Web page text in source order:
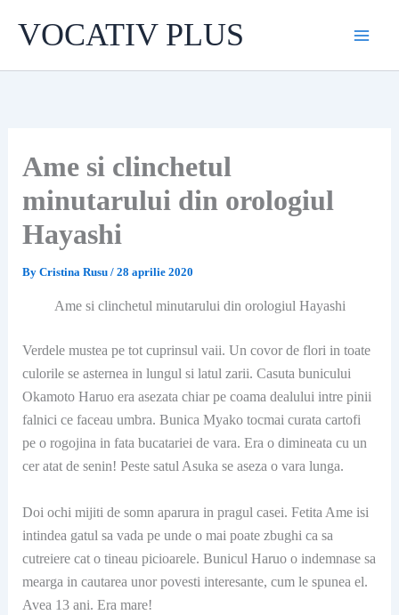
VOCATIV PLUS
Ame si clinchetul
minutarului din orologiul
Hayashi
By Cristina Rusu / 28 aprilie 2020
Ame si clinchetul minutarului din orologiul Hayashi
Verdele mustea pe tot cuprinsul vaii. Un covor de flori in toate
culorile se asternea in lungul si latul zarii. Casuta bunicului
Okamoto Haruo era asezata chiar pe coama dealului intre pinii
falnici ce faceau umbra. Bunica Myako tocmai curata cartofi
pe o rogojina in fata bucatariei de vara. Era o dimineata cu un
cer atat de senin! Peste satul Asuka se aseza o vara lunga.
Doi ochi mijiti de somn aparura in pragul casei. Fetita Ame isi
intindea gatul sa vada pe unde o mai poate zbughi ca sa
cutreiere cat o tineau picioarele. Bunicul Haruo o indemnase sa
mearga in cautarea unor povesti interesante, cum le spunea el.
Avea 13 ani. Era mare!